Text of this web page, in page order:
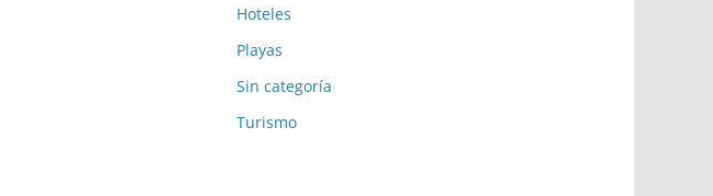
Hoteles
Playas
Sin categoría
Turismo